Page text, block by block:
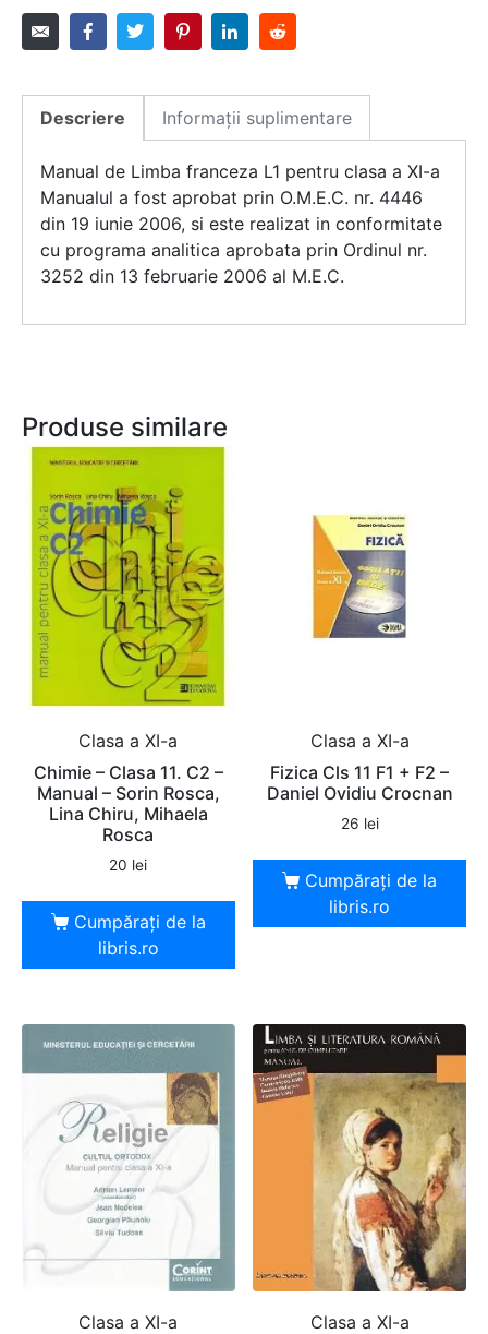
Descriere Informații suplimentare
Manual de Limba franceza L1 pentru clasa a XI-a
Manualul a fost aprobat prin O.M.E.C. nr. 4446
din 19 iunie 2006, si este realizat in conformitate
cu programa analitica aprobata prin Ordinul nr.
3252 din 13 februarie 2006 al M.E.C.
Produse similare
Clasa a XI-a
Chimie – Clasa 11. C2 –
Manual – Sorin Rosca,
Lina Chiru, Mihaela
Rosca
20 lei
Cumpărați de la
libris.ro
Clasa a XI-a
Fizica Cls 11 F1 + F2 –
Daniel Ovidiu Crocnan
26 lei
Cumpărați de la
libris.ro
Clasa a XI-a Clasa a XI-a